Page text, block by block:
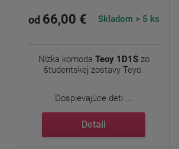
od 66,00 € Skladom > 5 ks
Nízka komoda Teoy 1D1Szo
študentskej zostavy Teyo.
Dospievajúce deti ...
Detail